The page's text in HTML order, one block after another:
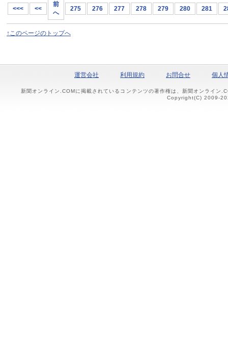
<<< <<
前
へ
275 276 277 278 279 280 281
↑このページのトップへ
運営会社 利用規約 お問合せ 個人
新聞オンライン.COMに掲載されているコンテンツの著作権は、新聞オンライン
Copyright(C) 2009-